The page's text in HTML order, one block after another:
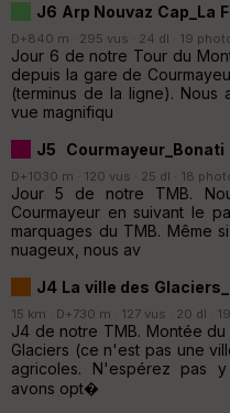
J6 Arp Nouvaz Cap_La
D+840 m · 295 vus · 24 dl · 19
Jour 6 de notre Tour du
depuis la gare de
(terminus de la ligne). Nous
vue magnifiqu
J5 Courmayeur_Bonati
D+1030 m · 120 vus · 25 dl · 18
Jour 5 de notre TMB.
Courmayeur en suivant le
marquages du TMB. Même
nuageux, nous av
J4 La ville des
15 km · D+730 m · 127 vus · 20 dl ·
J4 de notre TMB. Montée
Glaciers (ce n'est pas une
agricoles. N'espérez pas
avons opt�